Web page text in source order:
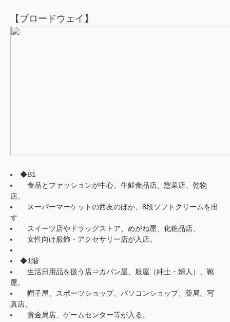
【ブロードウェイ】
◆B1
食品とファッションが中心。生鮮食品店、惣菜店、乾物
店、
スーパーマーケットの西友のほか、8段ソフトクリームを出
す
スイーツ店やドラッグストア、めがね屋、化粧品店、
女性向け服飾・アクセサリー店が入店。
◆1階
生活日用品を扱う店⇒カバン屋、服屋（紳士・婦人）、靴
屋、
帽子屋、スポーツショップ、パソコンショップ、薬局、写
真店、
貴金属店、ゲームセンター等が入る。